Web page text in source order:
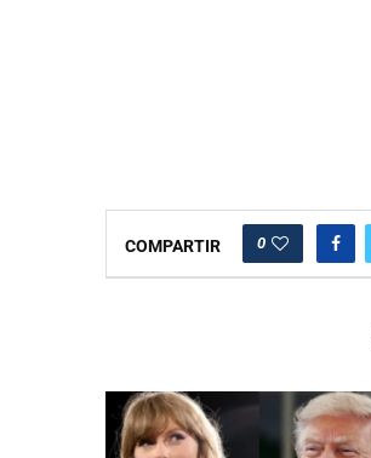
COMPARTIR 0